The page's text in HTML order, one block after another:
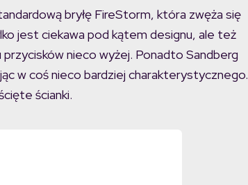
bryłę FireStorm, która zwęża się
jest ciekawa pod kątem designu, ale też
nieco wyżej. Ponadto Sandberg
w coś nieco bardziej charakterystycznego.
ścianki.